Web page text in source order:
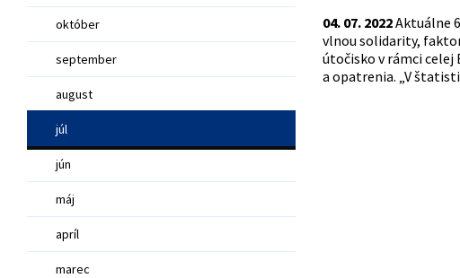
október
september
august
júl
jún
máj
apríl
marec
04. 07. 2022Aktuálne
vlnou solidarity,
útočisko v rámci celej
a opatrenia. „V